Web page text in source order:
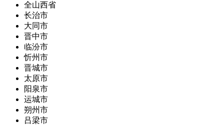
全山西省
长治市
大同市
晋中市
临汾市
忻州市
晋城市
太原市
阳泉市
运城市
朔州市
吕梁市